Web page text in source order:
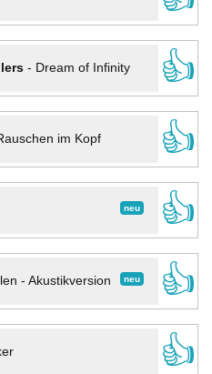
- Dream of Infinity
👍
im Kopf
👍
neu
👍
neu
- Akustikversion
👍
👍